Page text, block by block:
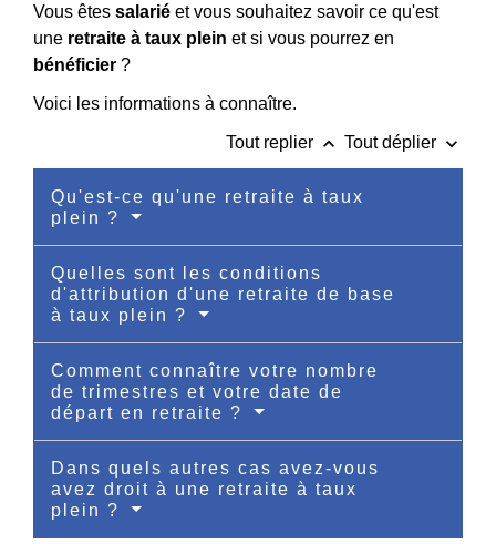
Vous êtes salarié et vous souhaitez savoir ce qu'est
une retraite à taux plein et si vous pourrez en
bénéficier ?
Voici les informations à connaître.
Tout replier keyboard_arrow_up Tout déplier keyboard_arrow_down
Qu'est-ce qu'une retraite à taux
plein ?
Quelles sont les conditions
d'attribution d'une retraite de base
à taux plein ?
Comment connaître votre nombre
de trimestres et votre date de
départ en retraite ?
Dans quels autres cas avez-vous
avez droit à une retraite à taux
plein ?